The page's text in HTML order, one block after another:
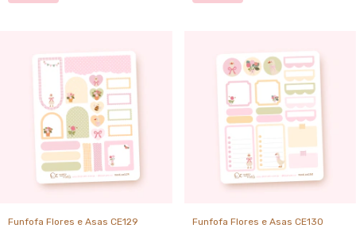
Funfofa Flores e Asas CE129 Funfofa Flores e Asas CE130